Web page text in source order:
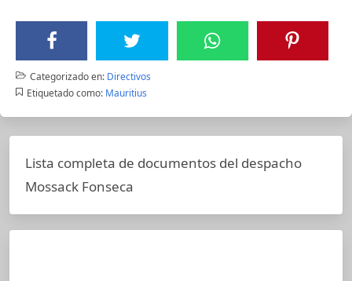
Categorizado en: Directivos
Etiquetado como: Mauritius
Lista completa de documentos del despacho
Mossack Fonseca